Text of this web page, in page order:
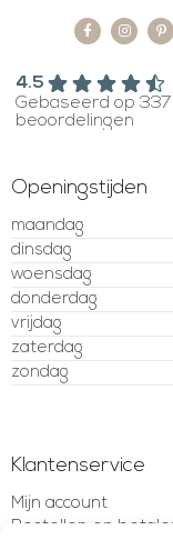
4.5
Gebaseerd op 337
beoordelingen
Openingstijden
maandag
dinsdag
woensdag
donderdag
vrijdag
zaterdag
zondag
Klantenservice
Mijn account
Bestellen en